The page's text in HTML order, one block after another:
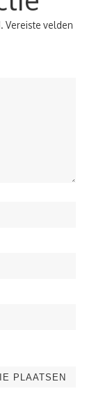
Vereiste velden